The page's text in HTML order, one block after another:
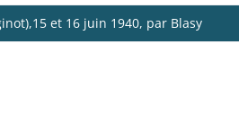
et 16 juin 1940, par Blasy